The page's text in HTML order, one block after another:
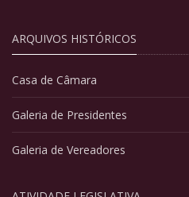
ARQUIVOS HISTÓRICOS
Casa de Câmara
Galeria de Presidentes
Galeria de Vereadores